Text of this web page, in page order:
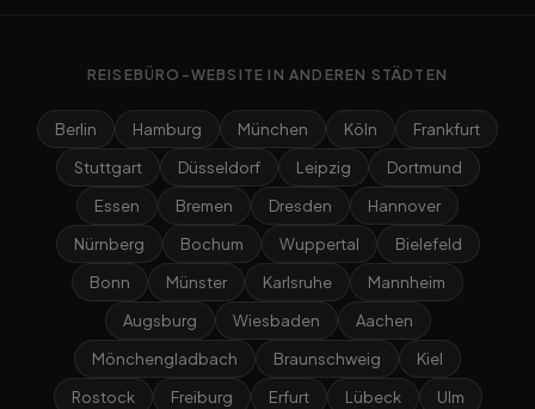
REISEBÜRO-WEBSITE IN ANDEREN STÄDTEN
Berlin Hamburg München Köln
Frankfurt
Stuttgart
Düsseldorf Leipzig
Dortmund
Essen
Bremen Dresden
Hannover
Nürnberg
Bochum Wuppertal
Bielefeld
Bonn
Münster Karlsruhe
Mannheim
Augsburg
Wiesbaden
Aachen
Mönchengladbach
Braunschweig
Kiel
Rostock
Freiburg Erfurt Lübeck Ulm